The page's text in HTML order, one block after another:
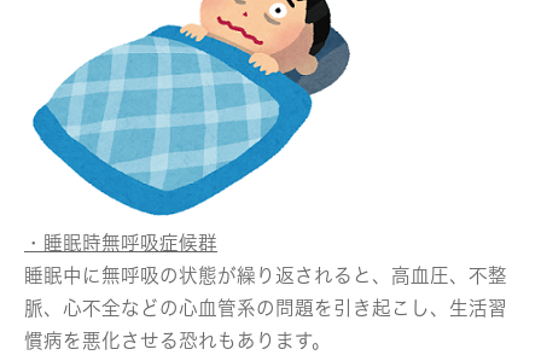
・睡眠時無呼吸症候群
睡眠中に無呼吸の状態が繰り返されると、高血圧、不整
脈、心不全などの心血管系の問題を引き起こし、生活習
慣病を悪化させる恐れもあります。